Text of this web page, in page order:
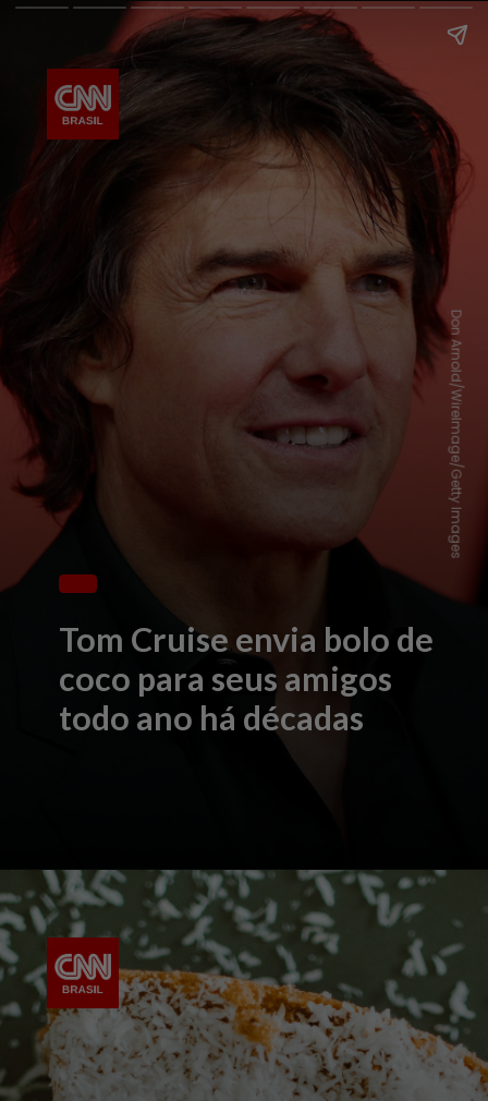
Tom Cruise envia bolo de
coco para seus amigos
todo ano há décadas
Don Arnold/WireImage/Getty Images